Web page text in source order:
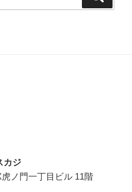
カジ
ノ門一丁目ビル 11階